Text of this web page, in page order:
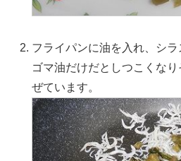
フライパンに油を入れ、シラ
ゴマ油だけだとしつこくな
ぜています。